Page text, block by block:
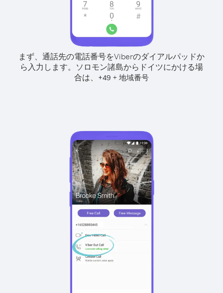
まず、通話先の電話番号をViberのダイアルパッドか
ら入力します。 ソロモン諸島からドイツにかける場
合は、 +49 + 地域番号